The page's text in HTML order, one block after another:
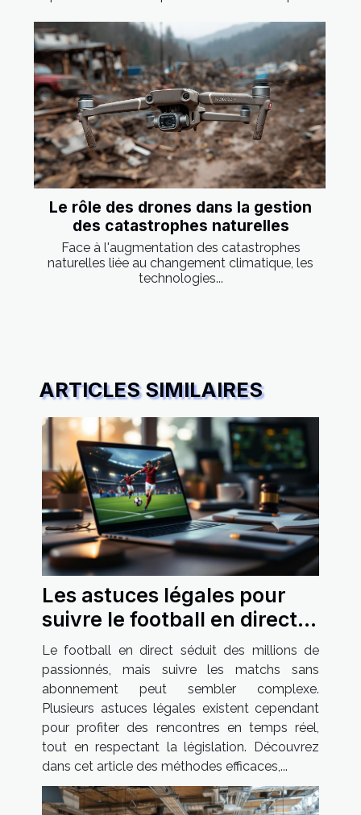
Le rôle des drones dans la gestion
des catastrophes naturelles
Face à l'augmentation des catastrophes
naturelles liée au changement climatique, les
technologies...
ARTICLES SIMILAIRES
Les astuces légales pour
suivre le football en direct
et sans abonnement
Le football en direct séduit des millions de
passionnés, mais suivre les matchs sans
abonnement peut sembler complexe.
Plusieurs astuces légales existent cependant
pour profiter des rencontres en temps réel,
tout en respectant la législation. Découvrez
dans cet article des méthodes efficaces,...